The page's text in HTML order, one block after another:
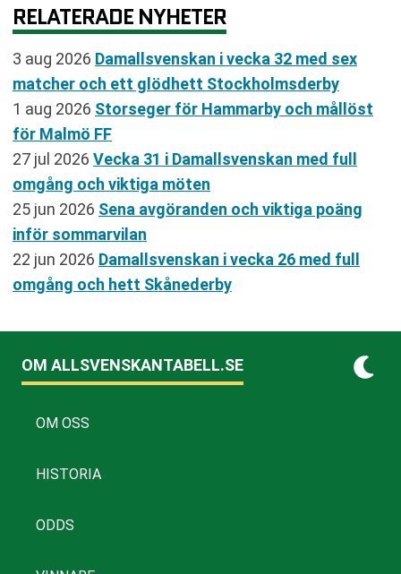
RELATERADE NYHETER
3 aug 2026 Damallsvenskan i vecka 32 med sex
matcher och ett glödhett Stockholmsderby
1 aug 2026 Storseger för Hammarby och mållöst
för Malmö FF
27 jul 2026 Vecka 31 i Damallsvenskan med full
omgång och viktiga möten
25 jun 2026 Sena avgöranden och viktiga poäng
inför sommarvilan
22 jun 2026 Damallsvenskan i vecka 26 med full
omgång och hett Skånederby
OM ALLSVENSKANTABELL.SE
OM OSS
HISTORIA
ODDS